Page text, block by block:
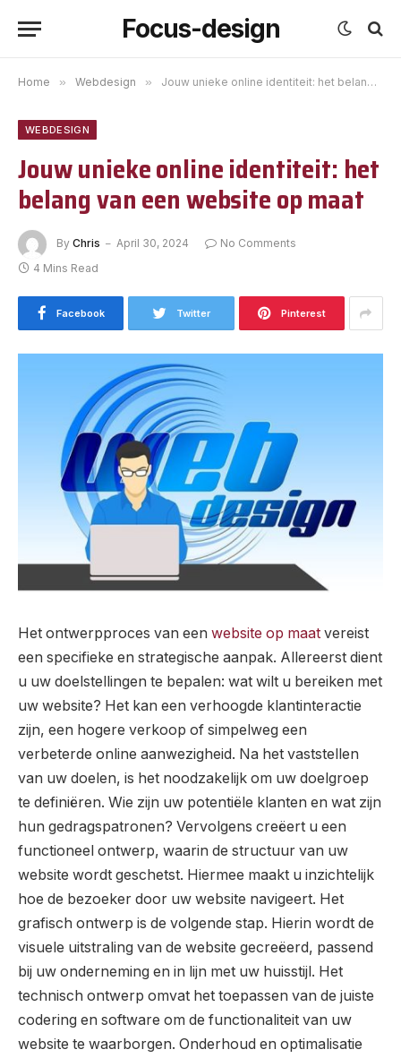
Focus-design
Home » Webdesign » Jouw unieke online identiteit: het belang van een website op maat
WEBDESIGN
Jouw unieke online identiteit: het
belang van een website op maat
By Chris April 30, 2024
No Comments
4 Mins Read
Facebook Twitter Pinterest
Het ontwerpproces van een website op maat vereist
een specifieke en strategische aanpak. Allereerst dient
u uw doelstellingen te bepalen: wat wilt u bereiken met
uw website? Het kan een verhoogde klantinteractie
zijn, een hogere verkoop of simpelweg een
verbeterde online aanwezigheid. Na het vaststellen
van uw doelen, is het noodzakelijk om uw doelgroep
te definiëren. Wie zijn uw potentiële klanten en wat zijn
hun gedragspatronen? Vervolgens creëert u een
functioneel ontwerp, waarin de structuur van uw
website wordt geschetst. Hiermee maakt u inzichtelijk
hoe de bezoeker door uw website navigeert. Het
grafisch ontwerp is de volgende stap. Hierin wordt de
visuele uitstraling van de website gecreëerd, passend
bij uw onderneming en in lijn met uw huisstijl. Het
technisch ontwerp omvat het toepassen van de juiste
codering en software om de functionaliteit van uw
website te waarborgen. Onderhoud en optimalisatie